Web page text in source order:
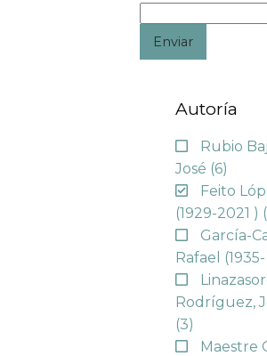
Enviar
Autoría
Rubio
José (6)
Feito
(1929-2021 )
García-
Rafael (1935-
Rodríguez,
(3)
Maestre